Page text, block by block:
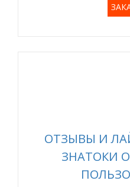
ОТЗЫВЫ И
ЗНАТОКИ